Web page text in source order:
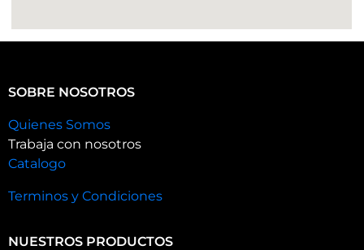
SOBRE NOSOTROS
Quienes Somos
Trabaja con nosotros
Catalogo
Terminos y Condiciones
NUESTROS PRODUCTOS